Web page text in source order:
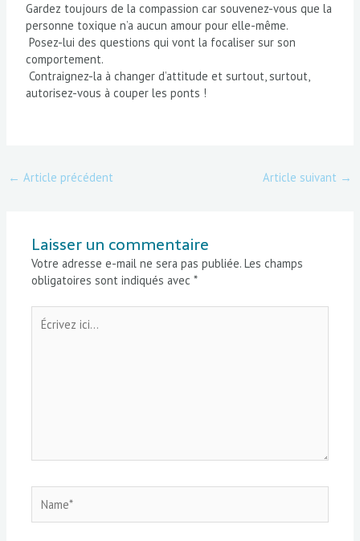
Gardez toujours de la compassion car souvenez-vous que la
personne toxique n’a aucun amour pour elle-même.
Posez-lui des questions qui vont la focaliser sur son
comportement.
Contraignez-la à changer d’attitude et surtout, surtout,
autorisez-vous à couper les ponts !
← Article précédent Article suivant →
Laisser un commentaire
Votre adresse e-mail ne sera pas publiée. Les champs
obligatoires sont indiqués avec*
Écrivez
ici…